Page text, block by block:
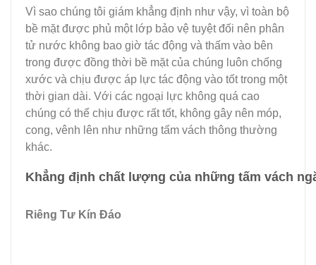
Vì sao chúng tôi giám khẳng định như vậy, vì toàn bộ
bề mặt được phủ một lớp bảo vệ tuyệt đối nên phân
tử nước không bao giờ tác động và thấm vào bên
trong được đồng thời bề mặt của chúng luôn chống
xước và chịu được áp lực tác động vào tốt trong một
thời gian dài. Với các ngoại lực không quá cao
chúng có thể chịu được rất tốt, không gây nên móp,
cong, vênh lên như những tấm vách thông thường
khác.
Khẳng định chất lượng của những tấm vách
Riêng Tư Kín Đáo